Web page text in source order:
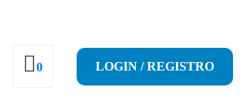
0 LOGIN / REGISTRO